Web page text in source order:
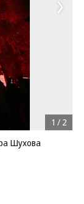
Шухова
1 / 2